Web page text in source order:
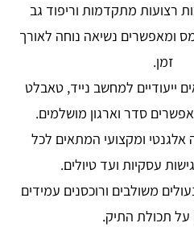
רצועות מתקדמות וריפוד גב
ומאפשרים נשיאה נוחה לאורך
זמן.
ייעודיים למחשב נייד, טאבלט
סדר וארגון מושלמים.
אלגנטי ומקצועי המתאים לכל
עסקיות ועד טיולים.
משולבים ורוכסנים עמידים
על תכולת התיק.